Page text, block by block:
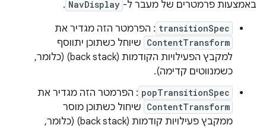
באמצעות פרמטרים של מעבר ל- NavDisplay
.
transitionSpec : הפרמטר הזה מגדיר את
ContentTransform שיוחל כשתוכן יתווסף
למקבץ הפעילויות הקודמות (back stack) (כלומר,
כשמנווטים קדימה).
popTransitionSpec : הפרמטר הזה מגדיר את
ContentTransform שיחול כשתוכן מוסר
ממקבץ פעילויות קודמות (back stack) (כלומר,